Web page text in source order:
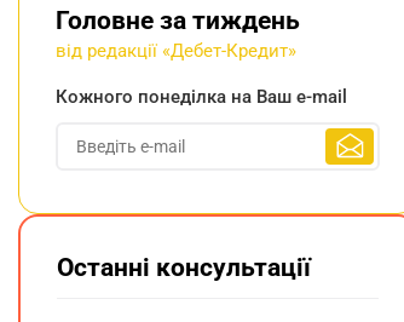
Головне за тиждень
від редакції «Дебет-Кредит»
Кожного понеділка на Ваш e-mail
Останні консультації